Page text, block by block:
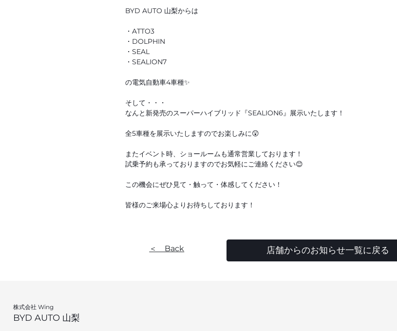
BYD AUTO 山梨からは
・ATTO3
・DOLPHIN
・SEAL
・SEALION7
の電気自動車4車種✨
そして・・・
なんと新発売のスーパーハイブリッド『SEALION6』展示いたします！
全5車種を展示いたしますのでお楽しみに😲
またイベント時、ショールームも通常営業しております！
試乗予約も承っておりますのでお気軽にご連絡ください😊
この機会にぜひ見て・触って・体感してください！
皆様のご来場心よりお待ちしております！
＜ Back 店舗からのお知らせ一覧に戻る
株式会社 Wing
BYD AUTO 山梨